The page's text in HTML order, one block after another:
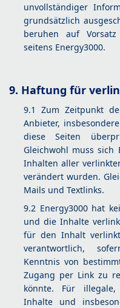
unvollständiger
grundsätzlich
beruhen auf
seitens Energy3000.
9. Haftung für
9.1 Zum Zeitpunkt
Anbieter,
diese Seiten
Gleichwohl muss sich
Inhalten aller
verändert wurden.
Mails und Textlinks.
9.2 Energy3000 hat
und die Inhalte
für den Inhalt
verantwortlich,
Kenntnis von
Zugang per Link zu
könnte. Für
Inhalte und